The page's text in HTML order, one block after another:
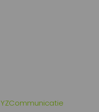
YZCommunicatie